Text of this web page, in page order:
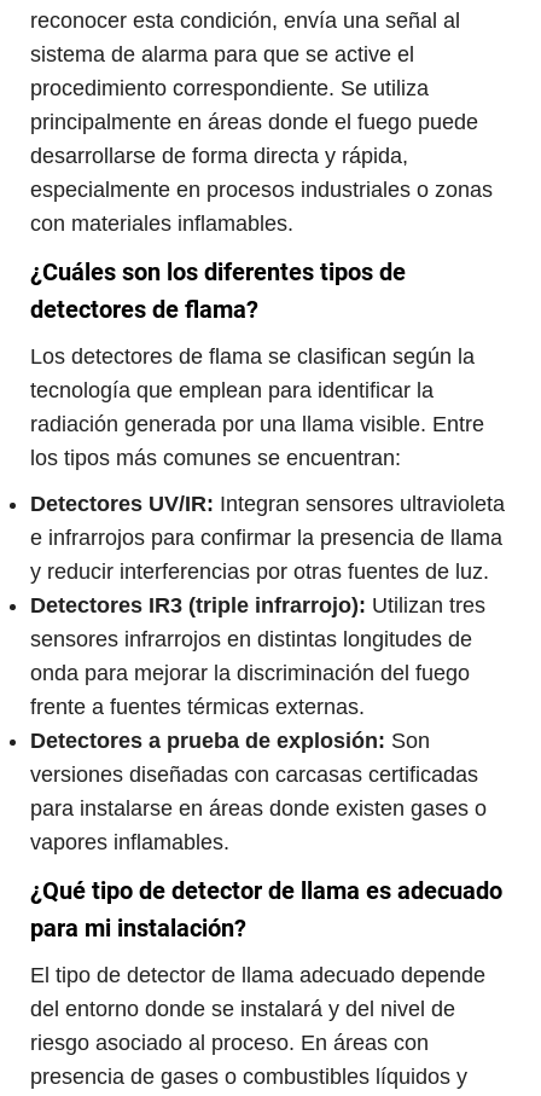
reconocer esta condición, envía una señal al
sistema de alarma para que se active el
procedimiento correspondiente. Se utiliza
principalmente en áreas donde el fuego puede
desarrollarse de forma directa y rápida,
especialmente en procesos industriales o zonas
con materiales inflamables.
¿Cuáles son los diferentes tipos de
detectores de flama?
Los detectores de flama se clasifican según la
tecnología que emplean para identificar la
radiación generada por una llama visible. Entre
los tipos más comunes se encuentran:
Detectores UV/IR: Integran sensores ultravioleta
e infrarrojos para confirmar la presencia de llama
y reducir interferencias por otras fuentes de luz.
Detectores IR3 (triple infrarrojo): Utilizan tres
sensores infrarrojos en distintas longitudes de
onda para mejorar la discriminación del fuego
frente a fuentes térmicas externas.
Detectores a prueba de explosión: Son
versiones diseñadas con carcasas certificadas
para instalarse en áreas donde existen gases o
vapores inflamables.
¿Qué tipo de detector de llama es adecuado
para mi instalación?
El tipo de detector de llama adecuado depende
del entorno donde se instalará y del nivel de
riesgo asociado al proceso. En áreas con
presencia de gases o combustibles líquidos y